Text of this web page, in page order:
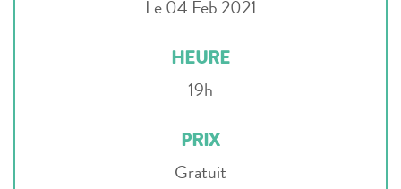
Le 04 Feb 2021
HEURE
19h
PRIX
Gratuit